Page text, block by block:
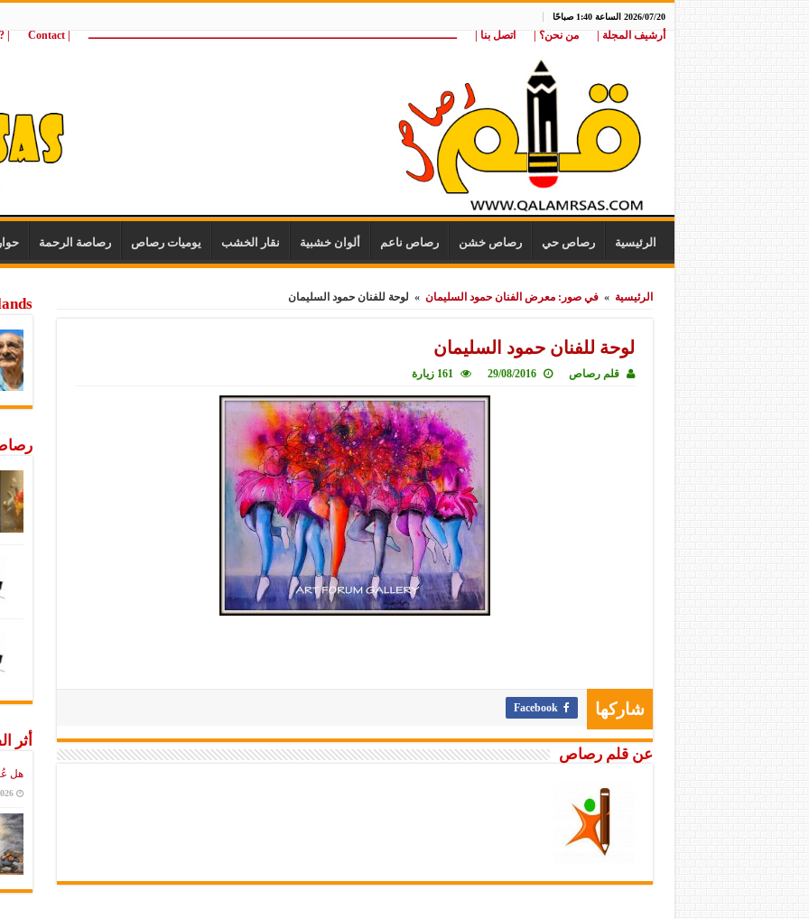
2026/07/20 الساعة 1:40 صباحًا
أرشيف المجلة | من نحن؟ | اتصل بنا | ــــــــــــــــــــــــــــــــــــــــــــــــــــــــــــــــــــــــــــــــــــــــــــــــــــــ | Contact
wij
الرئيسية رصاص حي رصاص خشن رصاص ناعم ألوان خشبية نقار الخشب يوميات رصاص رصاصة الرحمة
الرئيسية » في صور: معرض الفنان حمود السليمان » لوحة للفنان حمود السليمان
لوحة للفنان حمود السليمان
قلم رصاص 29/08/2016 161 زيارة
شاركها Facebook
عن قلم رصاص
أثر
هل